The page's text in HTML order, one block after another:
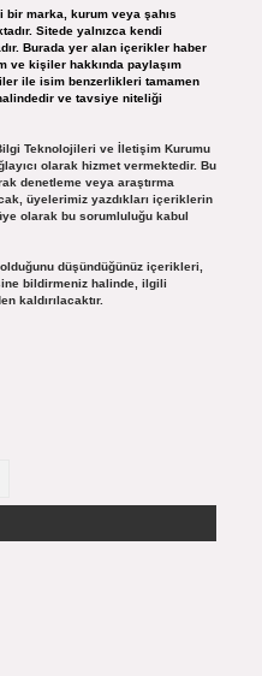
marka, kurum veya şahıs
Sitede yalnızca kendi
Burada yer alan içerikler haber
ve kişiler hakkında paylaşım
ile isim benzerlikleri tamamen
ve tavsiye niteliği
Teknolojileri ve İletişim Kurumu
olarak hizmet vermektedir. Bu
denetleme veya araştırma
üyelerimiz yazdıkları içeriklerin
olarak bu sorumluluğu kabul
düşündüğünüz içerikleri,
bildirmeniz halinde, ilgili
kaldırılacaktır.